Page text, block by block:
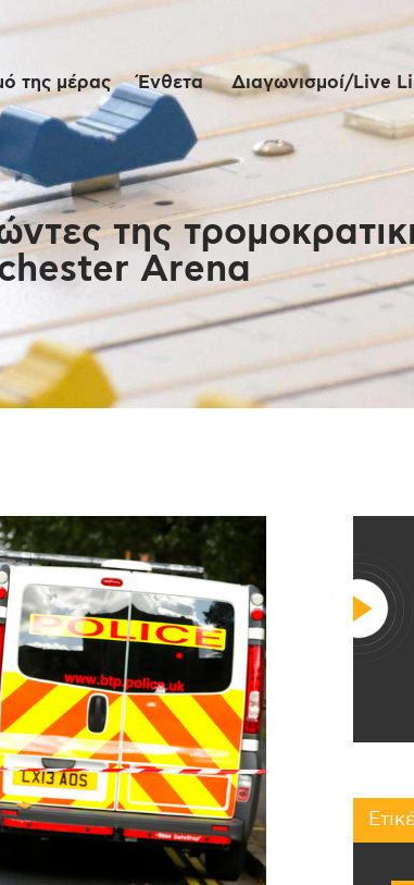
της μέρας Ένθετα Διαγωνισμοί/Live
της
Arena
της
Live